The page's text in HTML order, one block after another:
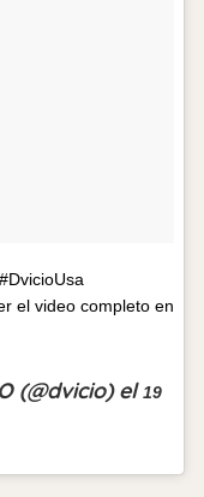
el video completo en
(@dvicio) el19